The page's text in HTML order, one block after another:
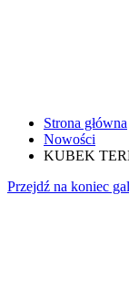
Strona główna
Nowości
KUBEK
Przejdź na koniec